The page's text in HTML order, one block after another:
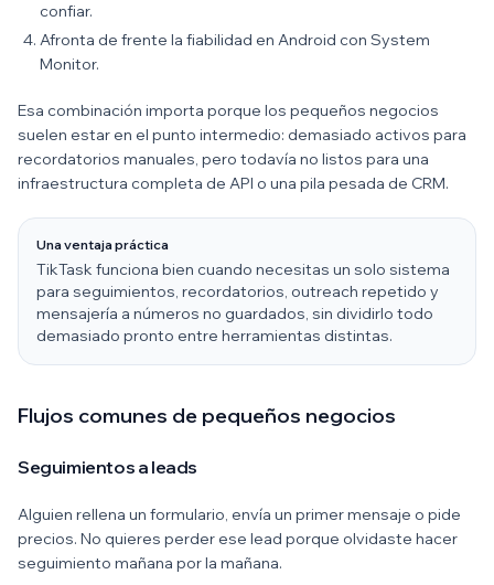
confiar.
Afronta de frente la fiabilidad en Android con System
Monitor.
Esa combinación importa porque los pequeños negocios
suelen estar en el punto intermedio: demasiado activos para
recordatorios manuales, pero todavía no listos para una
infraestructura completa de API o una pila pesada de CRM.
Una ventaja práctica
TikTask funciona bien cuando necesitas un solo sistema
para seguimientos, recordatorios, outreach repetido y
mensajería a números no guardados, sin dividirlo todo
demasiado pronto entre herramientas distintas.
Flujos comunes de pequeños negocios
Seguimientos a leads
Alguien rellena un formulario, envía un primer mensaje o pide
precios. No quieres perder ese lead porque olvidaste hacer
seguimiento mañana por la mañana.